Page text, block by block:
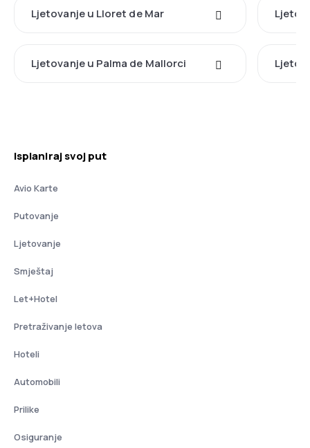
Ljetovanje u Lloret de Mar
Ljetovanje u Palma de Mallorci
Isplaniraj svoj put
Avio Karte
Putovanje
Ljetovanje
Smještaj
Let+Hotel
Pretraživanje letova
Hoteli
Automobili
Prilike
Osiguranje